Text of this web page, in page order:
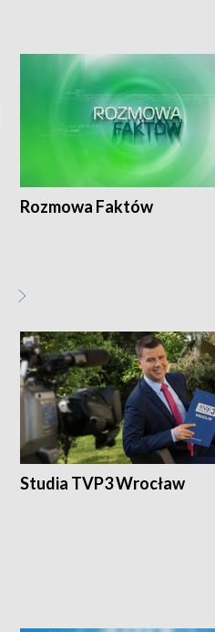
Rozmowa Faktów
Studia TVP3 Wrocław